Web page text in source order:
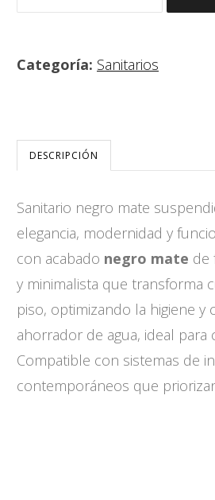
Categoría: Sanitarios
DESCRIPCIÓN
Sanitario negro mate
elegancia, modernidad y
con acabado negro mate de
y minimalista que transforma
piso, optimizando la higiene
ahorrador de agua, ideal
Compatible con sistemas de
contemporáneos que